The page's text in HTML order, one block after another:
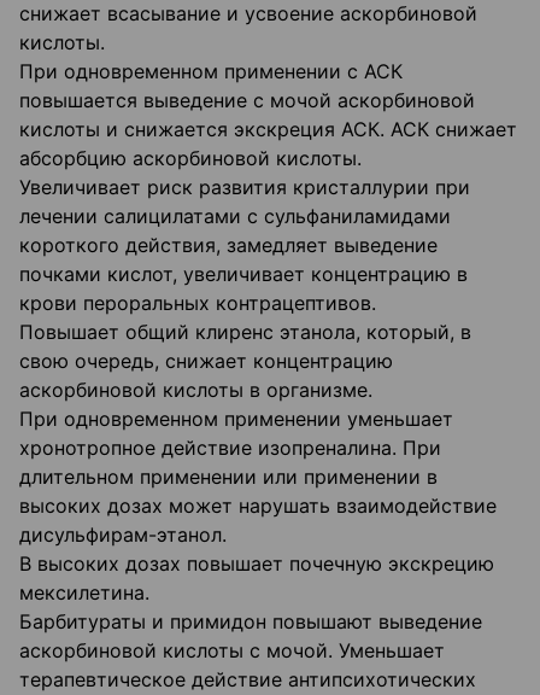
снижает всасывание и усвоение аскорбиновой
кислоты.
При одновременном применении с АСК
повышается выведение с мочой аскорбиновой
кислоты и снижается экскреция АСК. АСК снижает
абсорбцию аскорбиновой кислоты.
Увеличивает риск развития кристаллурии при
лечении салицилатами с сульфаниламидами
короткого действия, замедляет выведение
почками кислот, увеличивает концентрацию в
крови пероральных контрацептивов.
Повышает общий клиренс этанола, который, в
свою очередь, снижает концентрацию
аскорбиновой кислоты в организме.
При одновременном применении уменьшает
хронотропное действие изопреналина. При
длительном применении или применении в
высоких дозах может нарушать взаимодействие
дисульфирам-этанол.
В высоких дозах повышает почечную экскрецию
мексилетина.
Барбитураты и примидон повышают выведение
аскорбиновой кислоты с мочой. Уменьшает
терапевтическое действие антипсихотических